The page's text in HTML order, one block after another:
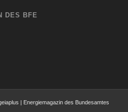
DES BFE
| Energiemagazin des Bundesamtes